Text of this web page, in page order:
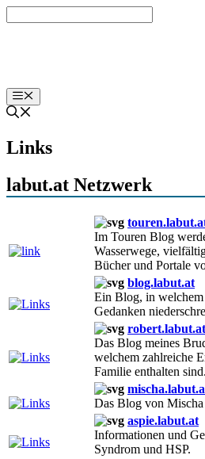
Inhalt
Menü
Links
labut.at Netzwerk
Im Touren Blog
Wasserwege,
Bücher und Portale
blog.labut.at
Ein Blog, in
Gedanken
robert.labut.at
Das Blog meines
welchem zahlreiche
Familie enthalten sind.
Das Blog von
aspie.labut.at
Informationen und
Syndrom und HSP.